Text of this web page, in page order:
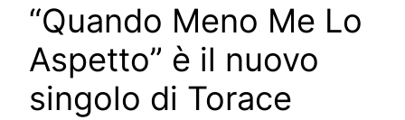
“Quando Meno Me Lo
Aspetto” è il nuovo
singolo di Torace